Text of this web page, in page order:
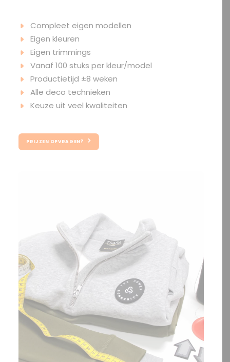
Compleet eigen modellen
Eigen kleuren
Eigen trimmings
Vanaf 100 stuks per kleur/model
Productietijd ±8 weken
Alle deco technieken
Keuze uit veel kwaliteiten
PRIJZEN OPVRAGEN?